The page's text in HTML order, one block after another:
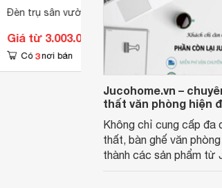
Đèn trụ sân vườn TRỤ 82
Giá từ 3.003.000 đ
Có 3 nơi bán
Đèn trụ
Giá từ
Jucohome.vn –
thất văn phòng hiện
Không chỉ cung cấp đa
thất, bàn ghế văn
thành các sản phẩm từ